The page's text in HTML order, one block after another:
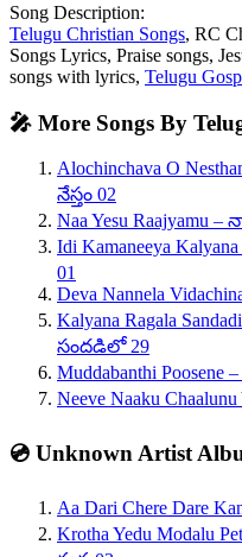
Song Description:
Telugu Christian Songs, RC
Songs Lyrics, Praise songs,
songs with lyrics, Telugu
🎤 More Songs By
Alochinchava O
నేస్తం 02
Naa Yesu
Idi Kamaneeya
01
Deva Nannela
Kalyana Ragala
సందడిలో 29
Muddabanthi
Neeve Naaku
💿 Unknown Artist
Aa Dari Chere Dare
Krotha Yedu Modalu